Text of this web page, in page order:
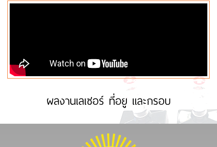
ผลงานเลเซอร์ ที่อยู และกรอบ